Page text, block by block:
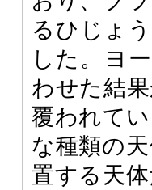
るひじょ
した。ヨ
わせた結
覆われて
な種類の
置する天